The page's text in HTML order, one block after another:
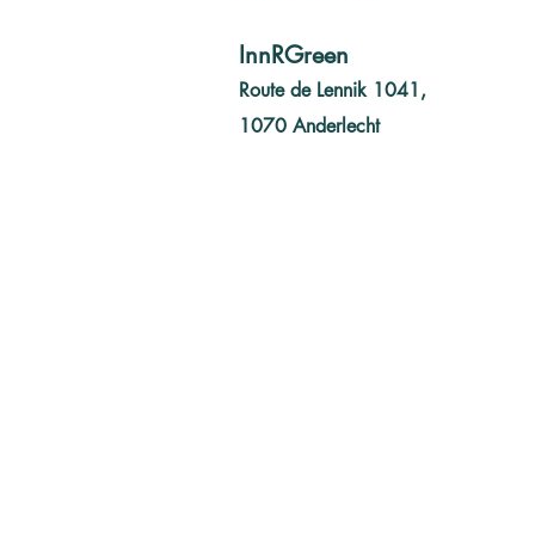
InnRGreen
Route de Lennik 1041,
1070 Anderlecht